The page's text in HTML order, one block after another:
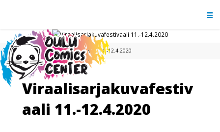
Viraalisarjakuvafestivaali 11.-12.4.2020
Viraalisarjakuvafestiv
aali 11.-12.4.2020